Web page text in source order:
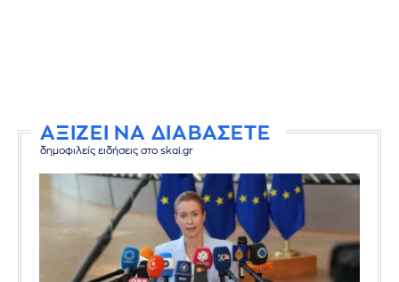
ΑΞΙΖΕΙ ΝΑ ΔΙΑΒΑΣΕΤΕ
δημοφιλείς ειδήσεις στο skai.gr